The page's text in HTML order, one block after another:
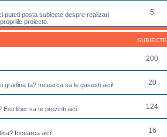
puteti posta subiecte despre realizari
proiecte.
5
SUBIECTE
200
gradina ta? Incearca sa le gasesti aici! 20
liber sa te prezinti aici. 124
Incearca aici! 16